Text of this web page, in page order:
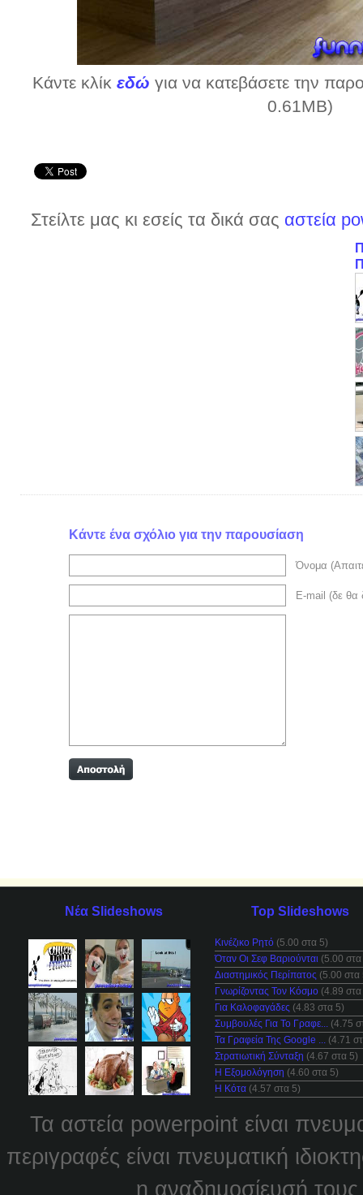
Κάντε κλίκ εδώ για να κατεβάσετε την
0.61MB)
Στείλτε μας κι εσείς τα δικά σας αστεία
Κάντε ένα σχόλιο για την παρουσίαση
Όνομα
E-mail (δε θα
Νέα Slideshows Top Slideshows
Κινέζικο Ρητό (5.00 στα 5)
Όταν Οι Σεφ Βαριούνται (5.00
Διαστημικός Περίπατος (5.00 στα
Γνωρίζοντας Τον Κόσμο (4.89
Για Καλοφαγάδες (4.83 στα 5)
Συμβουλές Για Το Γραφε... (4.75
Τα Γραφεία Της Google ... (4.71
Στρατιωτική Σύνταξη (4.67 στα 5)
Η Εξομολόγηση (4.60 στα 5)
Η Κότα (4.57 στα 5)
Τα αστεία powerpoint είναι
περιγραφές είναι πνευματική
η αναδημοσίευσή τους